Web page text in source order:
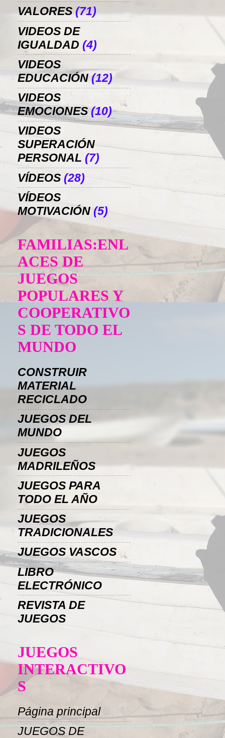
VALORES (71)
VIDEOS DE
IGUALDAD (4)
VIDEOS
EDUCACIÓN (12)
VIDEOS
EMOCIONES (10)
VIDEOS
SUPERACIÓN
PERSONAL (7)
VÍDEOS (28)
VÍDEOS
MOTIVACIÓN (5)
FAMILIAS:ENL
ACES DE
JUEGOS
POPULARES Y
COOPERATIVO
S DE TODO EL
MUNDO
CONSTRUIR
MATERIAL
RECICLADO
JUEGOS DEL
MUNDO
JUEGOS
MADRILEÑOS
JUEGOS PARA
TODO EL AÑO
JUEGOS
TRADICIONALES
JUEGOS VASCOS
LIBRO
ELECTRÓNICO
REVISTA DE
JUEGOS
JUEGOS
INTERACTIVO
S
Página principal
JUEGOS DE